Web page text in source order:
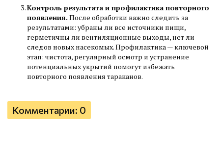
Контроль результата и профилактика повторного
появления.После обработки важно следить за
результатами: убраны ли все источники пищи,
герметичны ли вентиляционные выходы, нет ли
следов новых насекомых. Профилактика — ключевой
этап: чистота, регулярный осмотр и устранение
потенциальных укрытий помогут избежать
повторного появления тараканов.
Комментарии: 0